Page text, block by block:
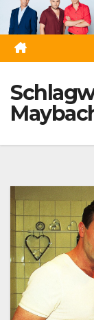
Zum
Inhalt
springen